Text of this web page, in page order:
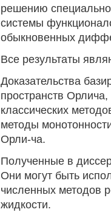
решению
системы
обыкновенных
Все результаты
Доказательства
пространств
классических
методы
Орли-ча.
Полученные в
Они могут быть
численных методов
жидкости.